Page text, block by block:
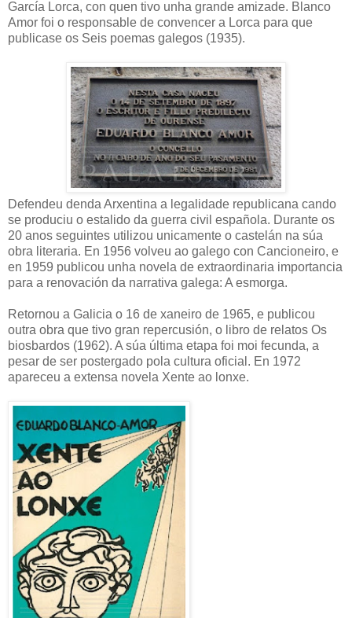
García Lorca, con quen tivo unha grande amizade. Blanco
Amor foi o responsable de convencer a Lorca para que
publicase os Seis poemas galegos (1935).
Defendeu denda Arxentina a legalidade republicana cando
se produciu o estalido da guerra civil española. Durante os
20 anos seguintes utilizou unicamente o castelán na súa
obra literaria. En 1956 volveu ao galego con Cancioneiro, e
en 1959 publicou unha novela de extraordinaria importancia
para a renovación da narrativa galega: A esmorga.
Retornou a Galicia o 16 de xaneiro de 1965, e publicou
outra obra que tivo gran repercusión, o libro de relatos Os
biosbardos (1962). A súa última etapa foi moi fecunda, a
pesar de ser postergado pola cultura oficial. En 1972
apareceu a extensa novela Xente ao lonxe.